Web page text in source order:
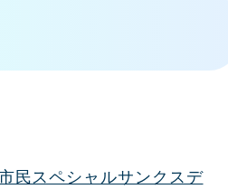
民スペシャルサンクスデ